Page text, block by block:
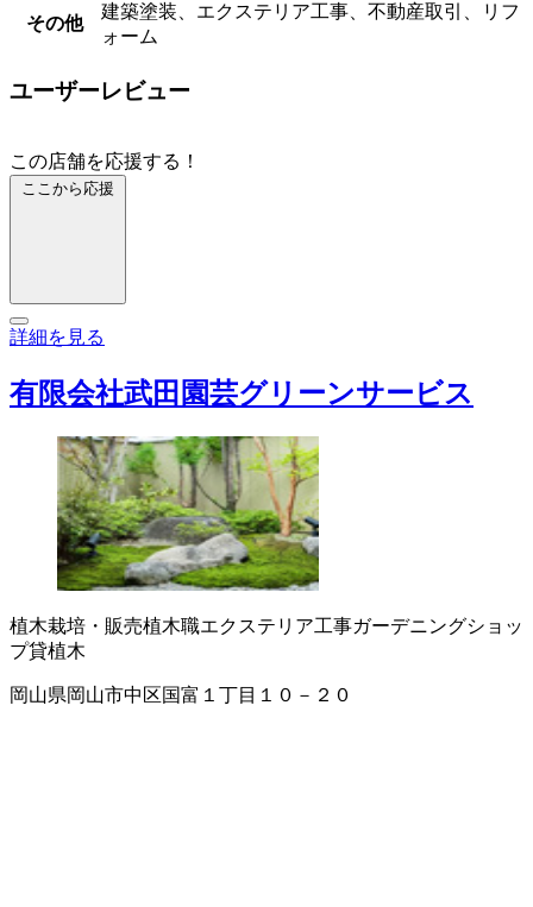
その他
建築塗装、エクステリア工事、不動産取引、リフ
ォーム
ユーザーレビュー
この店舗を応援する！
ここから応援
詳細を見る
有限会社武田園芸グリーンサービス
植木栽培・販売植木職エクステリア工事ガーデニングショッ
プ貸植木
岡山県岡山市中区国富１丁目１０－２０